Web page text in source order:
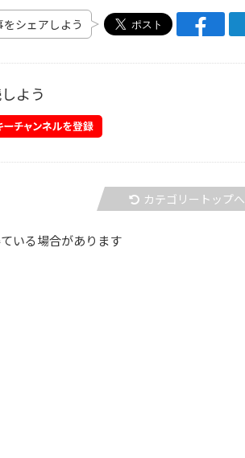
をシェアしよう
よう
カテゴリートップへ
いる場合があります